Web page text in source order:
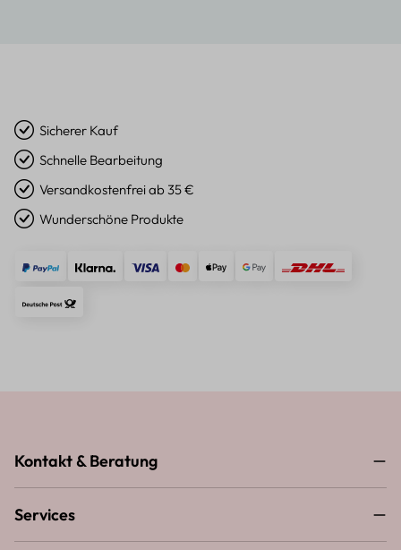
Sicherer Kauf
Schnelle Bearbeitung
Versandkostenfrei ab 35 €
Wunderschöne Produkte
Kontakt & Beratung
Services